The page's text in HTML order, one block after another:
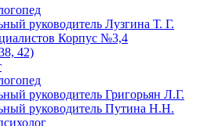
руководитель Лузгина Т. Г.
Корпус №3,4
42)
руководитель Григорьян Л.Г.
руководитель Путина Н.Н.